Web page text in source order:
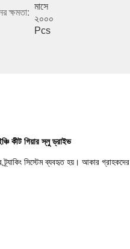
ক্ষমতা:
মাসে
২০০০
Pcs
কীট গিয়ার স্লু ড্রাইভ
সিস্টেম ব্যবহৃত হয়। আকার গ্রাহকদের